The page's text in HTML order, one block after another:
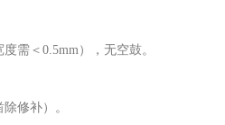
需＜0.5mm），无空鼓。
修补）。